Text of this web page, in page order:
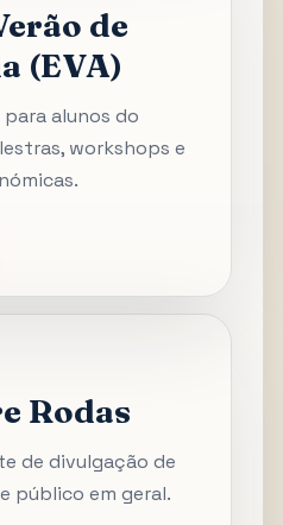
de
(EVA)
alunos do
workshops e
Rodas
de divulgação de
público em geral.